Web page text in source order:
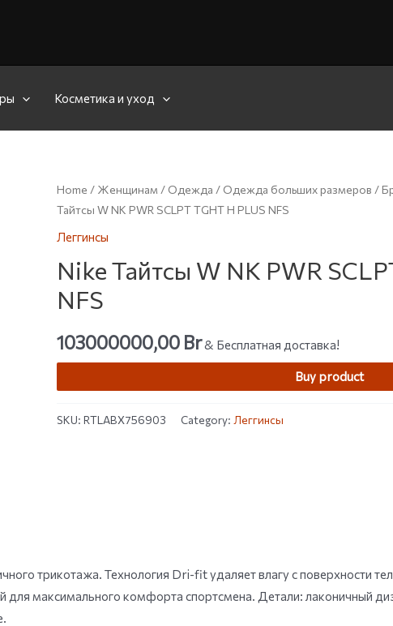
Косметика и уход
Home / Женщинам / Одежда / Одежда больших размеров /
Тайтсы W NK PWR SCLPT TGHT H PLUS NFS
Леггинсы
Nike Тайтсы W NK PWR
NFS
103000000,00 Br& Бесплатная доставка!
Buy product
SKU: RTLABX756903 Category: Леггинсы
трикотажа. Технология Dri-fit удаляет влагу с поверхности
для максимального комфорта спортсмена. Детали: лаконичный